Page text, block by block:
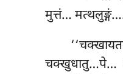
मुत्तं…
चक्खुधातु…पे…